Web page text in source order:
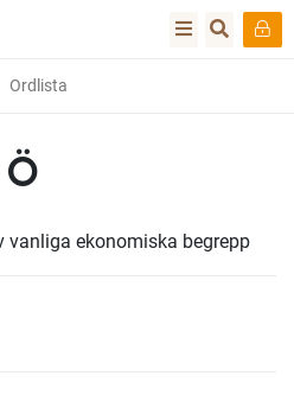
Ordlista
vanliga ekonomiska begrepp